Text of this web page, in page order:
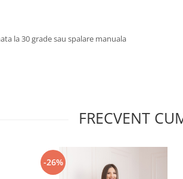
la 30 grade sau spalare manuala
FRECVENT
-26%